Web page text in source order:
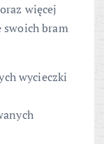
więcej
bram
wycieczki